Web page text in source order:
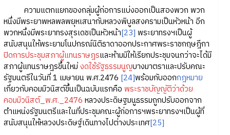
ความแตกแยกของกลุ่มผู้ก่อการแบ่งออกเป็นสองพวก พวก
หนึ่งมีพระยาพหลพลพยุหเสนากับหลวงพิบูลสงครามเป็นหัวหน้า อีก
พวกหนึ่งมีพระยาทรงสุรเดชเป็นหัวหน้า[23] พระยาทรงฯเป็นผู้
สนับสนุนให้พระยามโนปกรณ์นิติธาดาออกประกาศพระราชกฤษฎีกา
ปิดการประชุมสภาผู้แทนราษฎรและห้ามมิให้เรียกประชุมจนกว่าจะได้มี
สภาผู้แทนราษฎรขึ้นใหม่งดใช้รัฐธรรมนูญบางมาตราและปรับคณะ
รัฐมนตรีในวันที่ 1 เมษายน พ.ศ.2476 [24]พร้อมกับออกกฎหมาย
เกี่ยวกับคอมมิวนิสต์ขึ้นเป็นฉบับแรกคือ พระราชบัญญัติว่าด้วย
คอมมิวนิสต์_พ.ศ._2476 หลวงประดิษฐมนูธรรมถูกปรับออกจาก
ตำแหน่งรัฐมนตรีและในที่ประชุมคณะผู้ก่อการฯพระยาทรงฯเป็นผู้ที่
สนับสนุนให้หลวงประดิษฐ์เดินทางไปต่างประเทศ[25]